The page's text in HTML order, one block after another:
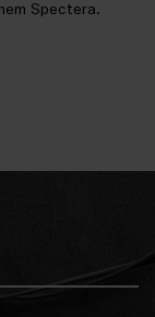
Spectera.